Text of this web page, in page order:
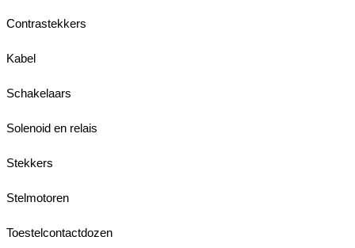
Contrastekkers
Kabel
Schakelaars
Solenoid en relais
Stekkers
Stelmotoren
Toestelcontactdozen